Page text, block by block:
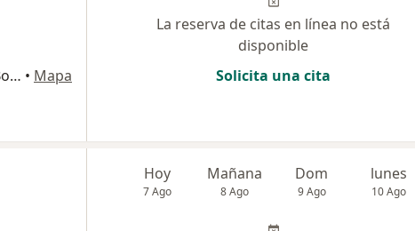
Avenida Joseph Thompson, 140, San Borja • Mapa
La reserva de citas en línea no está
disponible
Solicita una cita
Hoy
7 Ago
Mañana
8 Ago
Dom
9 Ago
lunes
10 Ago